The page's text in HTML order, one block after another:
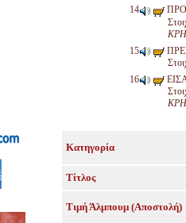
Κατηγορία
Τίτλος
Τιμή Άλμπουμ (Αποστολή)